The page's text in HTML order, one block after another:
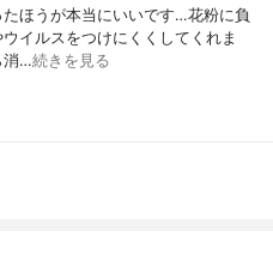
ほうが本当にいいです…花粉に負
イルスをつけにくくしてくれま
消…続きを見る